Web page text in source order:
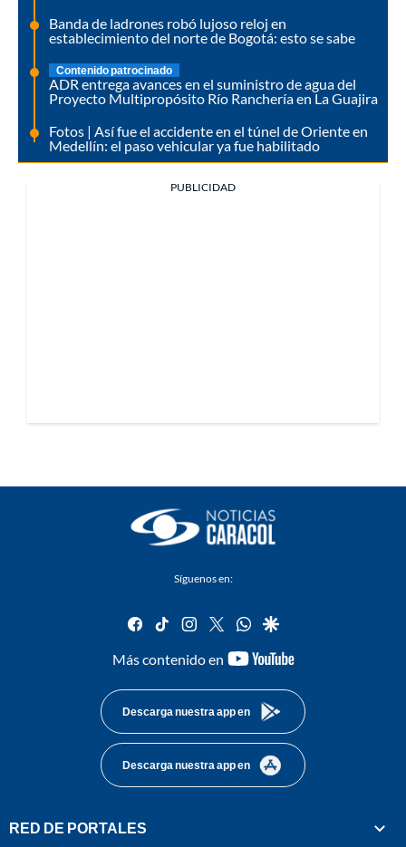
Banda de ladrones robó lujoso reloj en
establecimiento del norte de Bogotá: esto se sabe
Contenido patrocinado
ADR entrega avances en el suministro de agua del
Proyecto Multipropósito Río Ranchería en La Guajira
Fotos | Así fue el accidente en el túnel de Oriente en
Medellín: el paso vehicular ya fue habilitado
PUBLICIDAD
Síguenos en:
facebook
tiktok instagram
twitterwhatsapp
google
Más contenido en
youtube-
Descarga nuestra app en
Descarga nuestra app en
RED DE PORTALES